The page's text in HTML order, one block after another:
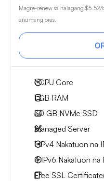
Magre-renew sa halagang $5.52/
anumang oras.
1CPU Core
1 GB RAM
30 GB NVMe SSD
Managed Server
1 IPv4 Nakatuon na
4 IPv6 Nakatuon na
Free SSL